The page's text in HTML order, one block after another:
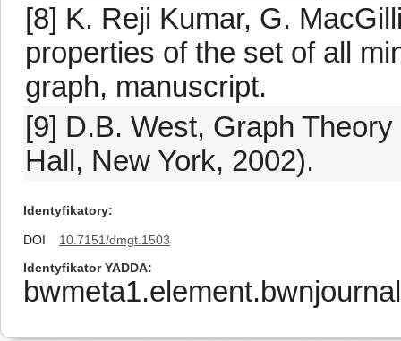
[8] K. Reji Kumar, G.
properties of the set of all
graph, manuscript.
[9] D.B. West, Graph
Hall, New York, 2002).
Identyfikatory
DOI
10.7151/dmgt.1503
Identyfikator YADDA